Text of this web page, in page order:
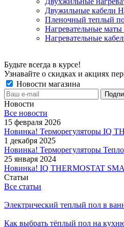
Двужильные кабели
Пленочный теплый
Нагревательные
Нагревательные
Будьте всегда в курсе!
Узнавайте о скидках и акциях
Новости магазина
Новости
Все новости
15 февраля 2026
Новинка! Терморегуляторы IQ
1 декабря 2025
Новинка! Терморегуляторы
25 января 2024
Новинка! IQ THERMOSTAT
Статьи
Все статьи
Электрический теплый пол в
Как выбрать тёплый пол на